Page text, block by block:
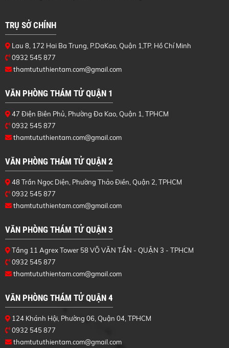
TRỤ SỞ CHÍNH
Lau 8, 172 Hai Ba Trung, P.DaKao, Quận 1,TP. Hồ Chí Minh
0932 545 877
thamtututhientam.com@gmail.com
VĂN PHÒNG THÁM TỬ QUẬN 1
47 Điện Biên Phủ, Phường Đa Kao, Quận 1, TPHCM
0932 545 877
thamtututhientam.com@gmail.com
VĂN PHÒNG THÁM TỬ QUẬN 2
48 Trần Ngọc Diện, Phường Thảo Điền, Quận 2, TPHCM
0932 545 877
thamtututhientam.com@gmail.com
VĂN PHÒNG THÁM TỬ QUẬN 3
Tầng 11 Agrex Tower 58 VÕ VĂN TẦN - QUẬN 3 - TPHCM
0932 545 877
thamtututhientam.com@gmail.com
VĂN PHÒNG THÁM TỬ QUẬN 4
124 Khánh Hội, Phường 06, Quận 04, TPHCM
0932 545 877
thamtututhientam.com@gmail.com